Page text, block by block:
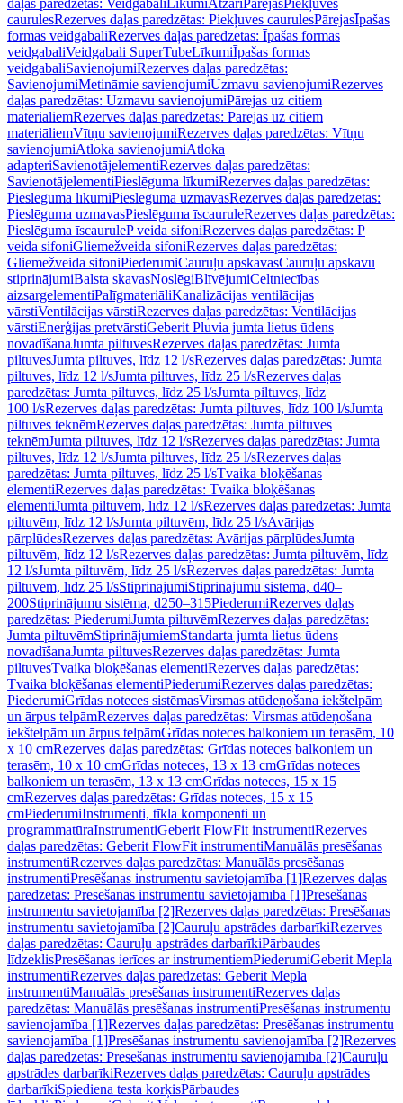
daļas paredzētas: Veidgabali LīkumiAtzari PārejasPiekļuves
caurulesRezerves daļas paredzētas: Piekļuves caurulesPārejasĪpašas
formas veidgabaliRezerves daļas paredzētas: Īpašas formas
veidgabaliVeidgabali SuperTubeLīkumiĪpašas formas
veidgabaliSavienojumiRezerves daļas paredzētas:
SavienojumiMetināmie savienojumiUzmavu savienojumiRezerves
daļas paredzētas: Uzmavu savienojumiPārejas uz citiem
materiāliemRezerves daļas paredzētas: Pārejas uz citiem
materiāliemVītņu savienojumiRezerves daļas paredzētas: Vītņu
savienojumiAtloka savienojumiAtloka
adapteriSavienotājelementiRezerves daļas paredzētas:
SavienotājelementiPieslēguma līkumiRezerves daļas paredzētas:
Pieslēguma līkumiPieslēguma uzmavasRezerves daļas paredzētas:
Pieslēguma uzmavasPieslēguma īscauruleRezerves daļas paredzētas:
Pieslēguma īscauruleP veida sifoniRezerves daļas paredzētas: P
veida sifoniGliemežveida sifoniRezerves daļas paredzētas:
Gliemežveida sifoniPiederumiCauruļu apskavasCauruļu apskavu
stiprinājumiBalsta skavasNoslēgiBlīvējumiCeltniecības
aizsargelementiPalīgmateriāliKanalizācijas ventilācijas
vārstiVentilācijas vārstiRezerves daļas paredzētas: Ventilācijas
vārstiEnerģijas pretvārstiGeberit Pluvia jumta lietus ūdens
novadīšanaJumta piltuvesRezerves daļas paredzētas: Jumta
piltuvesJumta piltuves, līdz 12 l/sRezerves daļas paredzētas: Jumta
piltuves, līdz 12 l/sJumta piltuves, līdz 25 l/sRezerves daļas
paredzētas: Jumta piltuves, līdz 25 l/sJumta piltuves, līdz
100 l/sRezerves daļas paredzētas: Jumta piltuves, līdz 100 l/sJumta
piltuves teknēmRezerves daļas paredzētas: Jumta piltuves
teknēmJumta piltuves, līdz 12 l/sRezerves daļas paredzētas: Jumta
piltuves, līdz 12 l/sJumta piltuves, līdz 25 l/sRezerves daļas
paredzētas: Jumta piltuves, līdz 25 l/sTvaika bloķēšanas
elementiRezerves daļas paredzētas: Tvaika bloķēšanas
elementiJumta piltuvēm, līdz 12 l/sRezerves daļas paredzētas: Jumta
piltuvēm, līdz 12 l/sJumta piltuvēm, līdz 25 l/sAvārijas
pārplūdesRezerves daļas paredzētas: Avārijas pārplūdesJumta
piltuvēm, līdz 12 l/sRezerves daļas paredzētas: Jumta piltuvēm, līdz
12 l/sJumta piltuvēm, līdz 25 l/sRezerves daļas paredzētas: Jumta
piltuvēm, līdz 25 l/sStiprinājumiStiprinājumu sistēma, d40–
200Stiprinājumu sistēma, d250–315PiederumiRezerves daļas
paredzētas: PiederumiJumta piltuvēmRezerves daļas paredzētas:
Jumta piltuvēmStiprinājumiemStandarta jumta lietus ūdens
novadīšanaJumta piltuvesRezerves daļas paredzētas: Jumta
piltuvesTvaika bloķēšanas elementiRezerves daļas paredzētas:
Tvaika bloķēšanas elementiPiederumiRezerves daļas paredzētas:
PiederumiGrīdas noteces sistēmasVirsmas atūdeņošana iekštelpām
un ārpus telpāmRezerves daļas paredzētas: Virsmas atūdeņošana
iekštelpām un ārpus telpāmGrīdas noteces balkoniem un terasēm, 10
x 10 cmRezerves daļas paredzētas: Grīdas noteces balkoniem un
terasēm, 10 x 10 cmGrīdas noteces, 13 x 13 cmGrīdas noteces
balkoniem un terasēm, 13 x 13 cmGrīdas noteces, 15 x 15
cmRezerves daļas paredzētas: Grīdas noteces, 15 x 15
cmPiederumiInstrumenti, tīkla komponenti un
programmatūraInstrumentiGeberit FlowFit instrumentiRezerves
daļas paredzētas: Geberit FlowFit instrumentiManuālās presēšanas
instrumentiRezerves daļas paredzētas: Manuālās presēšanas
instrumentiPresēšanas instrumentu savietojamība [1]Rezerves daļas
paredzētas: Presēšanas instrumentu savietojamība [1]Presēšanas
instrumentu savietojamība [2]Rezerves daļas paredzētas: Presēšanas
instrumentu savietojamība [2]Cauruļu apstrādes darbarīkiRezerves
daļas paredzētas: Cauruļu apstrādes darbarīkiPārbaudes
līdzeklisPresēšanas ierīces ar instrumentiemPiederumiGeberit Mepla
instrumentiRezerves daļas paredzētas: Geberit Mepla
instrumentiManuālās presēšanas instrumentiRezerves daļas
paredzētas: Manuālās presēšanas instrumentiPresēšanas instrumentu
savienojamība [1]Rezerves daļas paredzētas: Presēšanas instrumentu
savienojamība [1]Presēšanas instrumentu savienojamība [2]Rezerves
daļas paredzētas: Presēšanas instrumentu savienojamība [2]Cauruļu
apstrādes darbarīkiRezerves daļas paredzētas: Cauruļu apstrādes
darbarīkiSpiediena testa korķisPārbaudes